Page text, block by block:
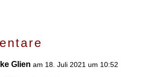
Glien am 18. Juli 2021 um 10:52